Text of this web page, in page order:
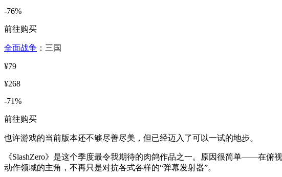
-76%
前往购买
全面战争 ：三国
¥79
¥268
-71%
前往购买
也许游戏的当前版本还不够尽善尽美，但已经迈入了可以一试的地步。
《SlashZero》是这个季度最令我期待的肉鸽作品之一。原因很简单——在
动作领域的主角，不再只是对抗各式各样的“弹幕发射器”。